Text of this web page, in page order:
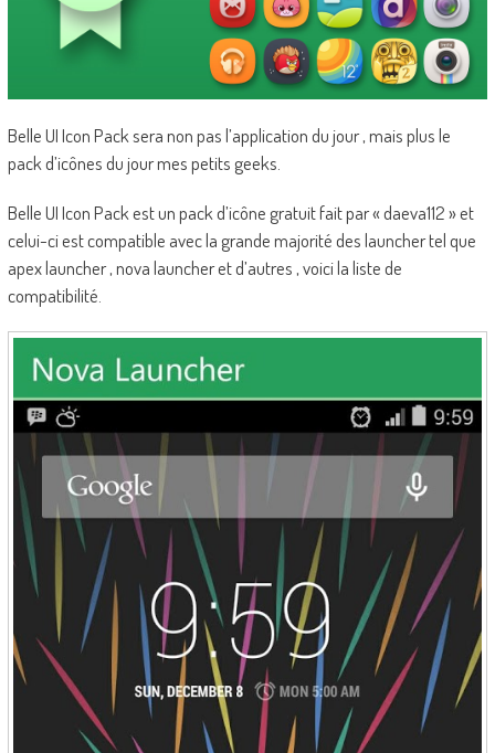
Belle UI Icon Pack sera non pas l’application du jour , mais plus le
pack d’icônes du jour mes petits geeks.
Belle UI Icon Pack est un pack d’icône gratuit fait par « daeva112 » et
celui-ci est compatible avec la grande majorité des launcher tel que
apex launcher , nova launcher et d’autres , voici la liste de
compatibilité.